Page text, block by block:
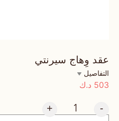
عقد وِهاج سيرنتي
التفاصيل
503 د.ك
-
+